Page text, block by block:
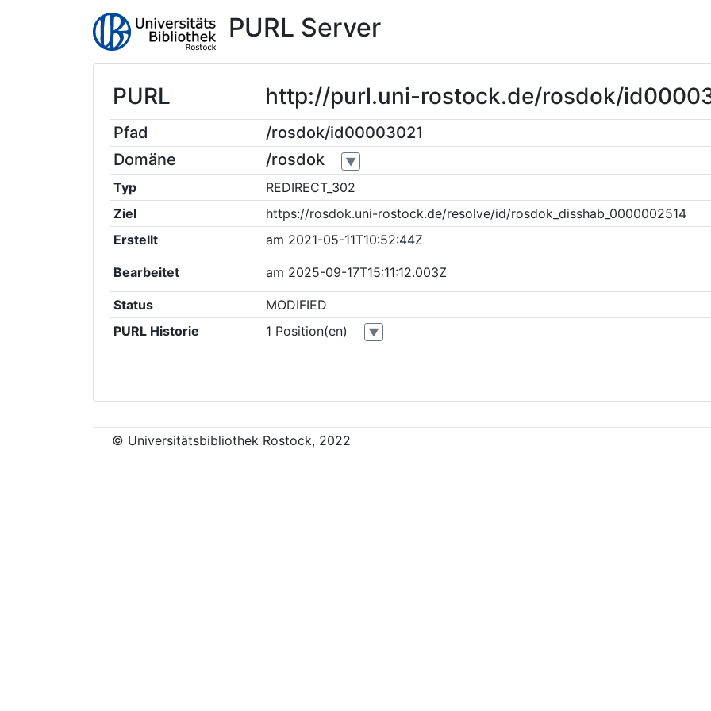
PURL Server
PURL http://purl.uni-rostock.de/rosdok/
Pfad
/rosdok/id00003021
Domäne
/rosdok ▼
Typ
REDIRECT_302
Ziel
https://rosdok.uni-rostock.de/resolve/id/rosdok_disshab_0000002514
Erstellt
am 2021-05-11T10:52:44Z
Bearbeitet am 2025-09-17T15:11:12.003Z
Status
MODIFIED
PURL Historie
1 Position(en) ▼
© Universitätsbibliothek Rostock, 2022